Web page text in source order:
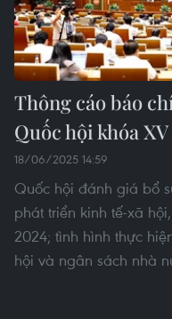
Thông cáo báo
Quốc hội khóa XV
18/06/2025 14:59
Quốc hội đánh giá bổ
phát triển kinh tế-xã
2024; tình hình thực
hội và ngân sách nhà